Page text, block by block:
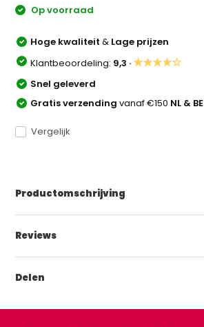
Op voorraad
Hoge kwaliteit& Lage prijzen
Klantbeoordeling: 9,3 ·★★★★☆
Snel geleverd
Gratis verzendingvanaf €150 NL & BE
Vergelijk
Productomschrijving
Reviews
Delen